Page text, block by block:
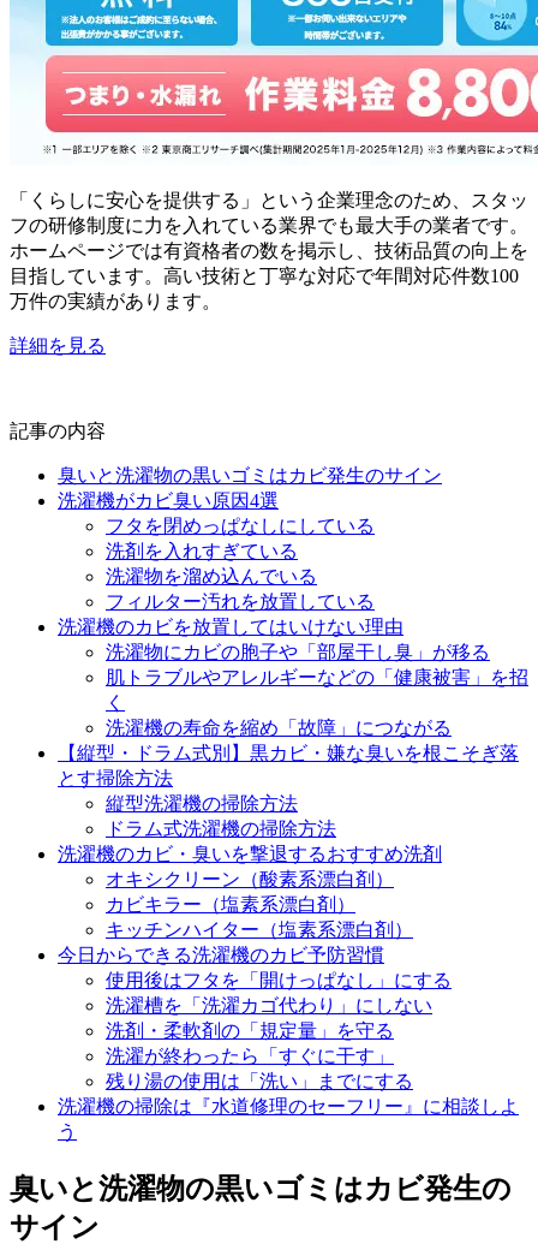
「くらしに安心を提供する」という企業理念のため、スタッ
フの研修制度に力を入れている業界でも最大手の業者です。
ホームページでは有資格者の数を掲示し、技術品質の向上を
目指しています。高い技術と丁寧な対応で年間対応件数100
万件の実績があります。
詳細を見る
記事の内容
臭いと洗濯物の黒いゴミはカビ発生のサイン
洗濯機がカビ臭い原因4選
フタを閉めっぱなしにしている
洗剤を入れすぎている
洗濯物を溜め込んでいる
フィルター汚れを放置している
洗濯機のカビを放置してはいけない理由
洗濯物にカビの胞子や「部屋干し臭」が移る
肌トラブルやアレルギーなどの「健康被害」を招
く
洗濯機の寿命を縮め「故障」につながる
【縦型・ドラム式別】黒カビ・嫌な臭いを根こそぎ落
とす掃除方法
縦型洗濯機の掃除方法
ドラム式洗濯機の掃除方法
洗濯機のカビ・臭いを撃退するおすすめ洗剤
オキシクリーン（酸素系漂白剤）
カビキラー（塩素系漂白剤）
キッチンハイター（塩素系漂白剤）
今日からできる洗濯機のカビ予防習慣
使用後はフタを「開けっぱなし」にする
洗濯槽を「洗濯カゴ代わり」にしない
洗剤・柔軟剤の「規定量」を守る
洗濯が終わったら「すぐに干す」
残り湯の使用は「洗い」までにする
洗濯機の掃除は『水道修理のセーフリー』に相談しよ
う
臭いと洗濯物の黒いゴミはカビ発生の
サイン